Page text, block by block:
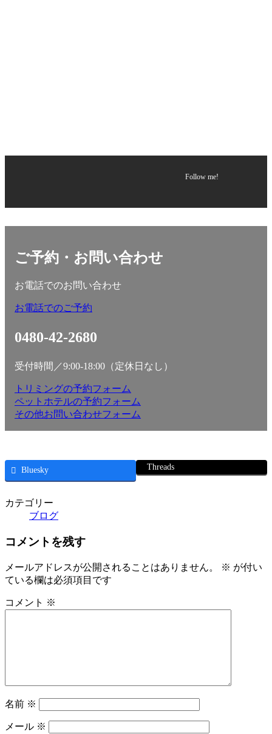
Follow me!
ご予約・お問い合わせ
お電話でのお問い合わせ
お電話でのご予約
0480-42-2680
受付時間／9:00-18:00（定休日なし）
トリミングの予約フォーム
ペットホテルの予約フォーム
その他お問い合わせフォーム
Bluesky Threads
カテゴリー
ブログ
コメントを残す
メールアドレスが公開されることはありません。 ※ が付い
ている欄は必須項目です
コメント ※
名前 ※
メール ※